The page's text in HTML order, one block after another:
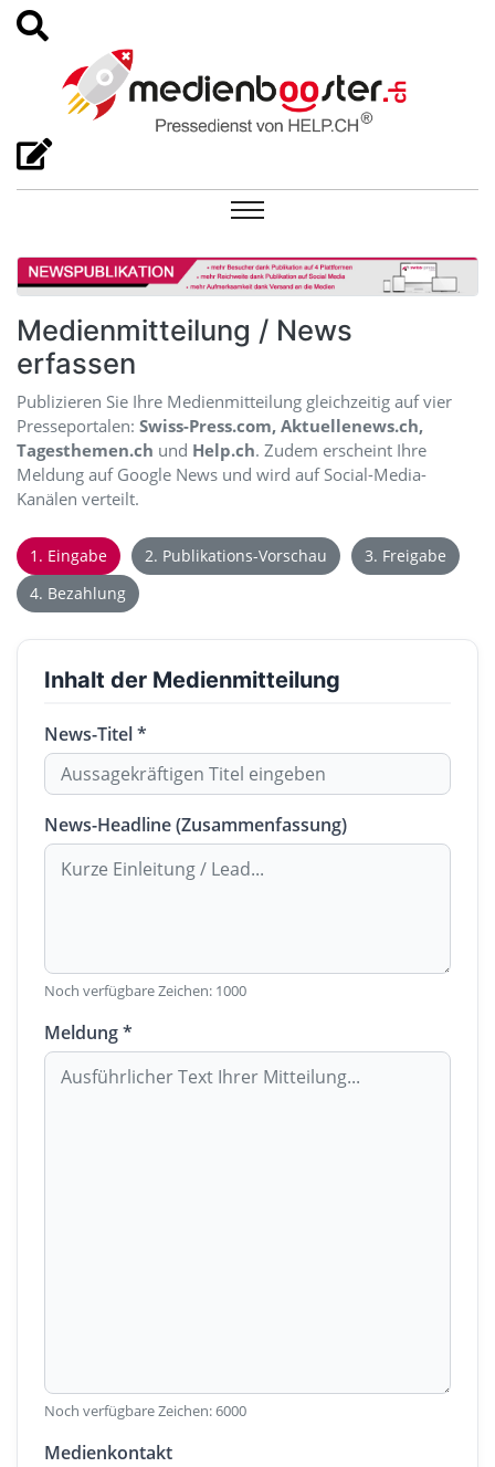
Medienmitteilung / News
erfassen
Publizieren Sie Ihre Medienmitteilung gleichzeitig auf vier
Presseportalen: Swiss-Press.com, Aktuellenews.ch,
Tagesthemen.ch und Help.ch. Zudem erscheint Ihre
Meldung auf Google News und wird auf Social-Media-
Kanälen verteilt.
1. Eingabe 2. Publikations-Vorschau
3. Freigabe
4. Bezahlung
Inhalt der Medienmitteilung
News-Titel *
News-Headline (Zusammenfassung)
Noch verfügbare Zeichen: 1000
Meldung *
Noch verfügbare Zeichen:6000
Medienkontakt